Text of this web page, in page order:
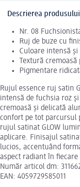
Descrierea produsului
Nr. 08
Ruj de buze cu
Culoare intensă
Textură
Pigmentare
Rujul essence ruj satin
intensă de fuchsia roz
cremoasă și delicată
confort pe tot
rujul satinat GLOW
aplicare. Finisajul
lucios, accentuând
aspect radiant în
Număr articol dm:
EAN: 4059729585011